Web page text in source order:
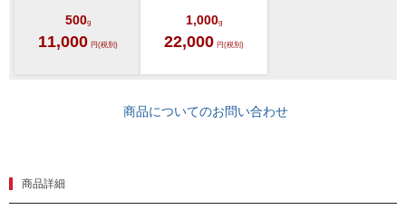
500g
11,000 円(税別)
1,000g
22,000 円(税別)
商品についてのお問い合わせ
商品詳細